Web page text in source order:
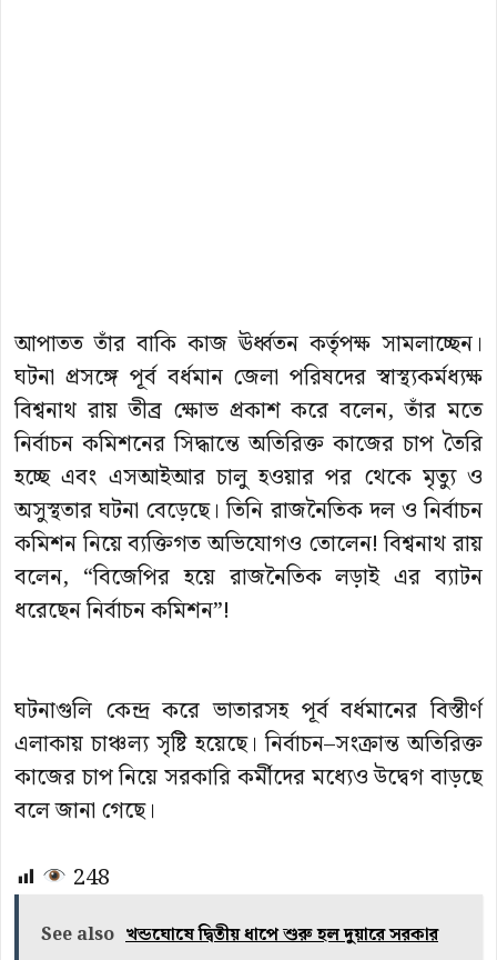
আপাতত তাঁর বাকি কাজ ঊর্ধ্বতন কর্তৃপক্ষ সামলাচ্ছেন।
ঘটনা প্রসঙ্গে পূর্ব বর্ধমান জেলা পরিষদের স্বাস্থ্যকর্মধ্যক্ষ
বিশ্বনাথ রায় তীব্র ক্ষোভ প্রকাশ করে বলেন, তাঁর মতে
নির্বাচন কমিশনের সিদ্ধান্তে অতিরিক্ত কাজের চাপ তৈরি
হচ্ছে এবং এসআইআর চালু হওয়ার পর থেকে মৃত্যু ও
অসুস্থতার ঘটনা বেড়েছে। তিনি রাজনৈতিক দল ও নির্বাচন
কমিশন নিয়ে ব্যক্তিগত অভিযোগও তোলেন! বিশ্বনাথ রায়
বলেন, “বিজেপির হয়ে রাজনৈতিক লড়াই এর ব্যাটন
ধরেছেন নির্বাচন কমিশন”!
ঘটনাগুলি কেন্দ্র করে ভাতারসহ পূর্ব বর্ধমানের বিস্তীর্ণ
এলাকায় চাঞ্চল্য সৃষ্টি হয়েছে। নির্বাচন–সংক্রান্ত অতিরিক্ত
কাজের চাপ নিয়ে সরকারি কর্মীদের মধ্যেও উদ্বেগ বাড়ছে
বলে জানা গেছে।
248
See also খন্ডঘোষে দ্বিতীয় ধাপে শুরু হল দুয়ারে সরকার